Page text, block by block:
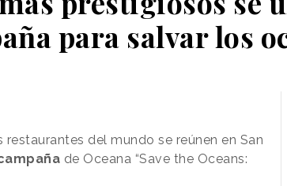
para salvar los
restaurantes del mundo se reúnen en San
de Oceana “Save the Oceans: